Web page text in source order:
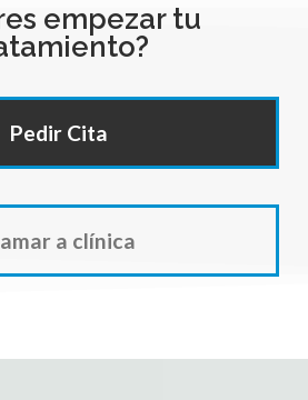
empezar tu
Pedir Cita
a clínica